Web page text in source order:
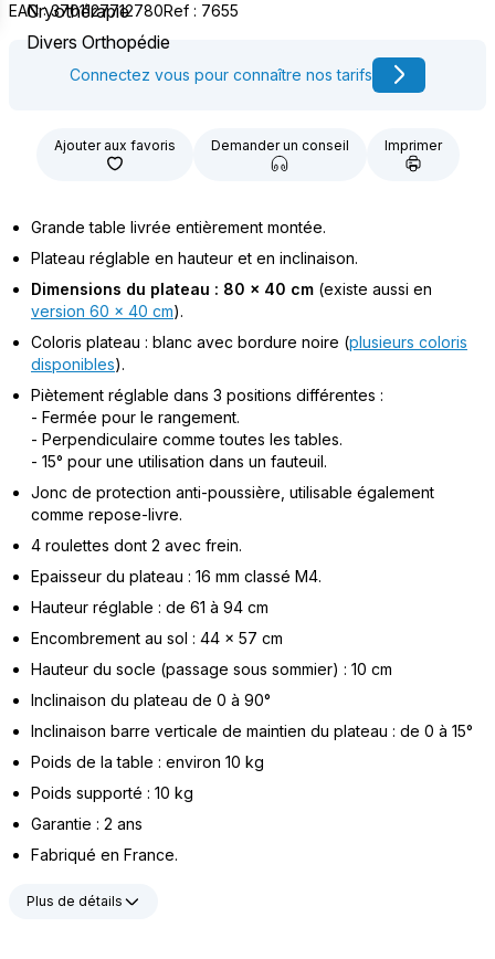
Cryothérapie
Divers Orthopédie
EAN : 3701127712780Ref : 7655
Connectez vous pour connaître nos tarifs
Ajouter aux favoris Demander un conseil Imprimer
Grande table livrée entièrement montée.
Plateau réglable en hauteur et en inclinaison.
Dimensions du plateau : 80 x 40 cm (existe aussi en
version 60 x 40 cm).
Coloris plateau : blanc avec bordure noire (plusieurs coloris
disponibles).
Piètement réglable dans 3 positions différentes :
- Fermée pour le rangement.
- Perpendiculaire comme toutes les tables.
- 15° pour une utilisation dans un fauteuil.
Jonc de protection anti-poussière, utilisable également
comme repose-livre.
4 roulettes dont 2 avec frein.
Epaisseur du plateau : 16 mm classé M4.
Hauteur réglable : de 61 à 94 cm
Encombrement au sol : 44 x 57 cm
Hauteur du socle (passage sous sommier) : 10 cm
Inclinaison du plateau de 0 à 90°
Inclinaison barre verticale de maintien du plateau : de 0 à 15°
Poids de la table : environ 10 kg
Poids supporté : 10 kg
Garantie : 2 ans
Fabriqué en France.
Plus de détails